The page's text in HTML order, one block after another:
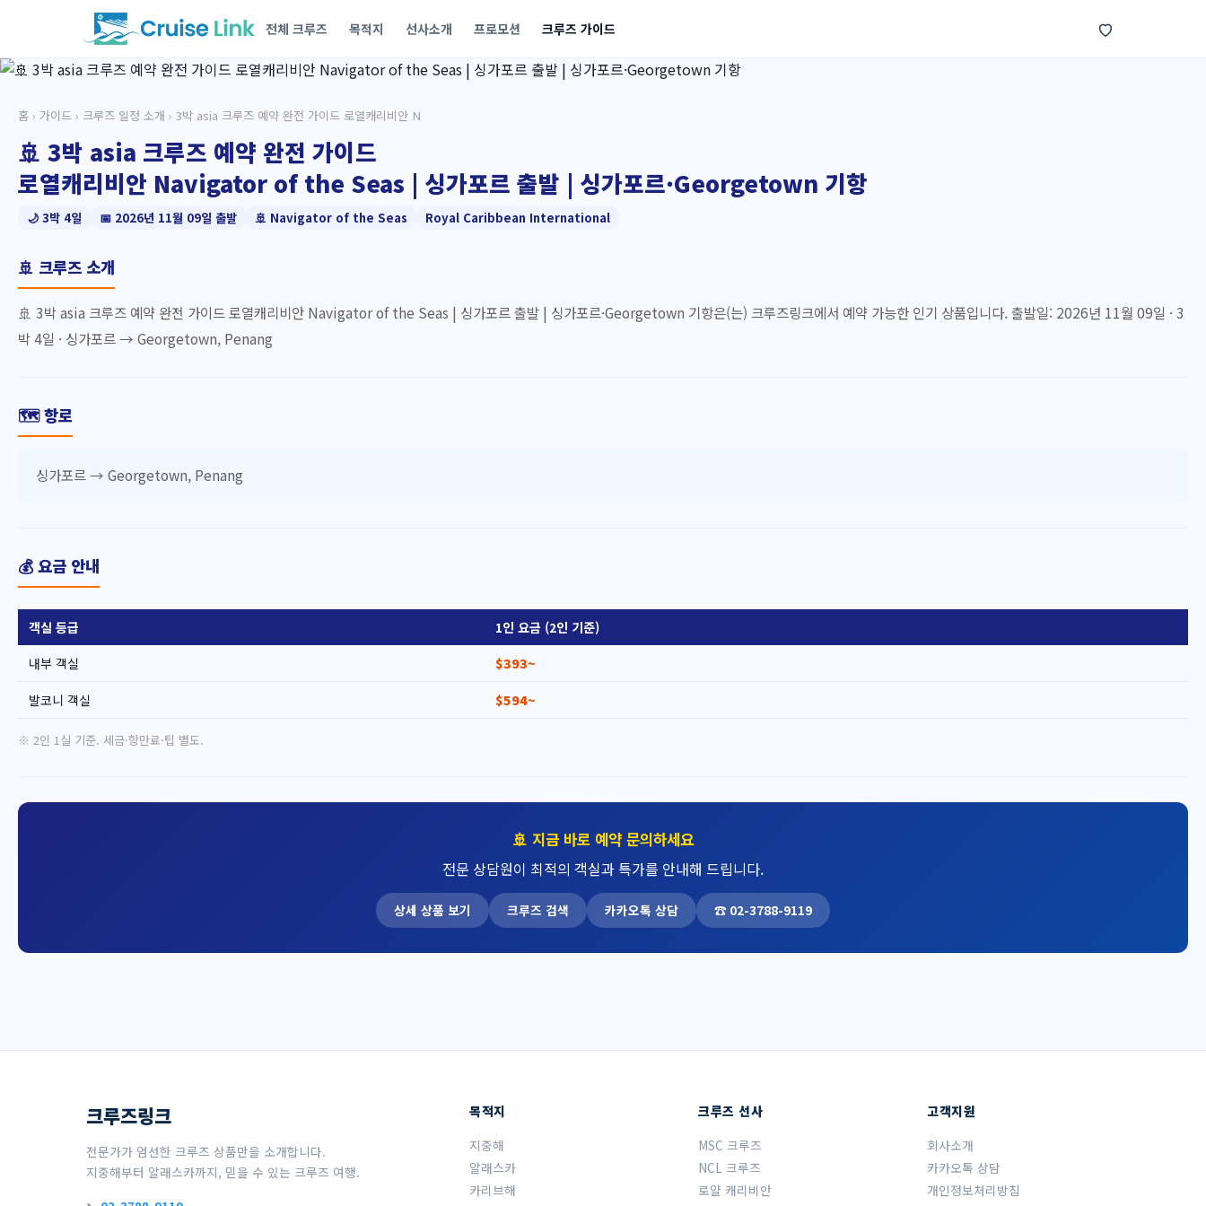
전체 크루즈 목적지 선사소개 프로모션 크루즈 가이드
홈 › 가이드 › 크루즈 일정 소개 › 3박 asia 크루즈 예약 완전 가이드 로열캐리비안 N
🚢 3박 asia 크루즈 예약 완전 가이드
로열캐리비안 Navigator of the Seas | 싱가포르 출발 | 싱가포르·Georgetown 기항
🌙 3박 4일 📅 2026년 11월 09일 출발 🚢 Navigator of the Seas Royal Caribbean International
🚢 크루즈 소개
🚢 3박 asia 크루즈 예약 완전 가이드 로열캐리비안 Navigator of the Seas | 싱가포르 출발 | 싱가포르·Georgetown 기항은(는) 크루즈링크에서 예약 가능한 인기 상품입니다. 출발일: 2026년 11월 09일 · 3
박 4일 · 싱가포르 → Georgetown, Penang
🗺️ 항로
싱가포르 → Georgetown, Penang
💰 요금 안내
객실 등급
1인 요금 (2인 기준)
내부 객실
$393~
발코니 객실 $594~
※ 2인 1실 기준. 세금·항만료·팁 별도.
🚢 지금 바로 예약 문의하세요
전문 상담원이 최적의 객실과 특가를 안내해 드립니다.
상세 상품 보기 크루즈 검색 카카오톡 상담 ☎ 02-3788-9119
크루즈링크
전문가가 엄선한 크루즈 상품만을 소개합니다.
지중해부터 알래스카까지, 믿을 수 있는 크루즈 여행.
목적지
지중해
알래스카
카리브해
크루즈 선사
MSC 크루즈
NCL 크루즈
로얄 캐리비안
고객지원
회사소개
카카오톡 상담
개인정보처리방침